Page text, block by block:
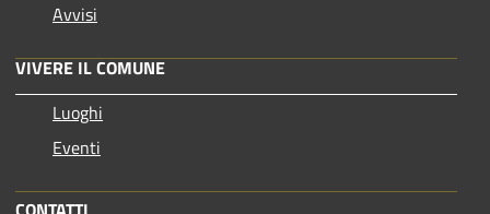
Avvisi
VIVERE IL COMUNE
Luoghi
Eventi